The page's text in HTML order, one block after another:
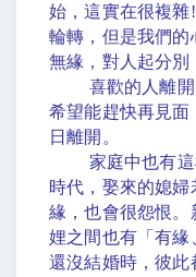
始，這實在很複雜!
輪轉，但是我們
無緣，對人起分別
喜歡的人離開了
希望能趕快再見
日離開。
家庭中也有這
時代，娶來的媳
緣，也會很怨恨。
娌之間也有「有緣
還沒結婚時，彼